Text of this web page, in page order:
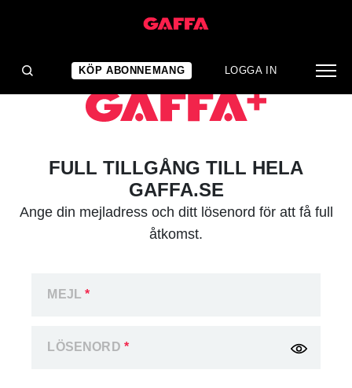
KÖP ABONNEMANG LOGGA IN
FULL TILLGÅNG TILL HELA
GAFFA.SE
Ange din mejladress och ditt lösenord för att få full
åtkomst.
MEJL*
LÖSENORD *